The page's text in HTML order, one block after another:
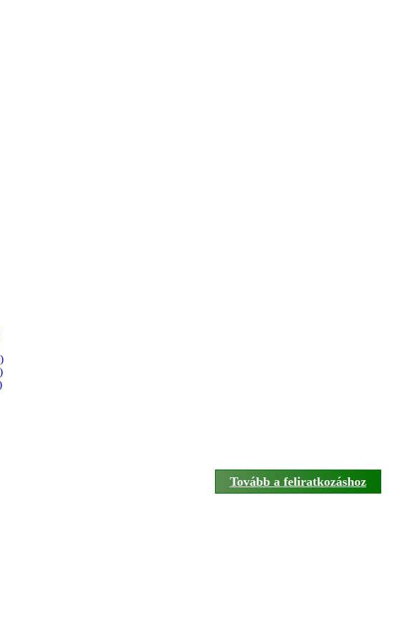
Tovább a feliratkozáshoz